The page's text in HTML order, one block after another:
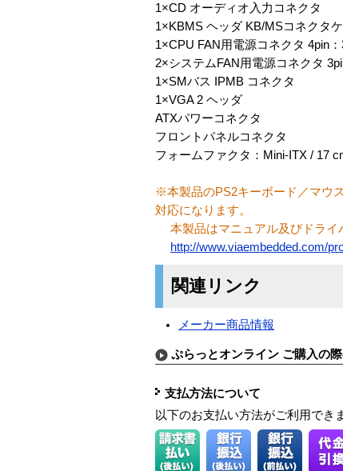
1×CD オーディオ入力コネクタ
1×KBMS ヘッダ KB/MSコネクタ
1×CPU FAN用電源コネクタ 4pin
2×システムFAN用電源コネクタ
1×SMバス IPMB コネクタ
1×VGA 2 ヘッダ
ATXパワーコネクタ
フロントパネルコネクタ
フォームファクタ：Mini-ITX / 17
※本製品のPS2キーボード／マウ
対応になります。
本製品はマニュアル及びドライ
http://www.viaembedded.com/
関連リンク
メーカー商品情報
ぷらっとオンライン ご購入の
支払方法について
以下のお支払い方法がご利用でき